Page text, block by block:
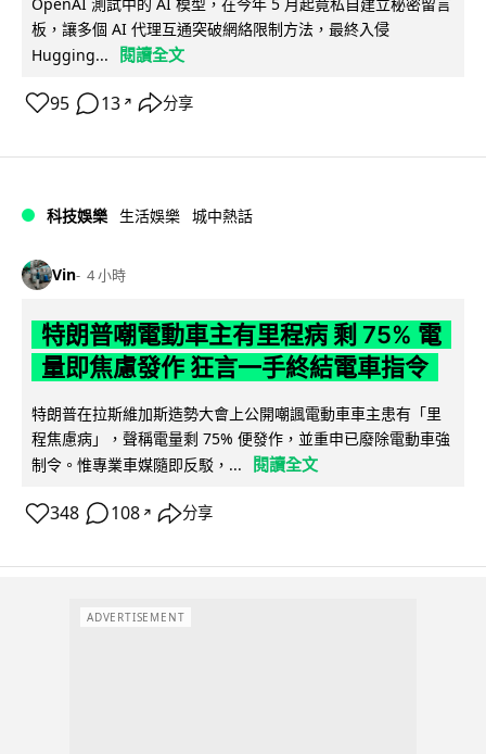
板，讓多個 AI 代理互通突破網絡限制方法，最終入侵
Hugging...
閱讀全文
95 13 ↗ 分享
科技娛樂 生活娛樂 城中熱話
Vin 4 小時
特朗普嘲電動車主有里程病 剩 75% 電
量即焦慮發作 狂言一手終結電車指令
特朗普在拉斯維加斯造勢大會上公開嘲諷電動車車主患有「里
程焦慮病」，聲稱電量剩 75% 便發作，並重申已廢除電動車強
制令。惟專業車媒隨即反駁，...
閱讀全文
348 108 ↗ 分享
ADVERTISEMENT